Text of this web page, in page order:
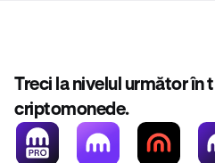
Treci la nivelul următor în
criptomonede.